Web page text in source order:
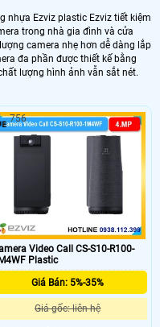
nhựa Ezviz plastic Ezviz tiết kiệm
trong nhà gia đình và cửa
camera nhẹ hơn dễ dàng lắp
đa phần được thiết kế bằng
lượng hình ảnh vẫn sắt nét.
Video Call CS-S10-R100-
1M4WF Plastic
Giá Bán: 5%-35%
Giá gốc: liên hệ
756